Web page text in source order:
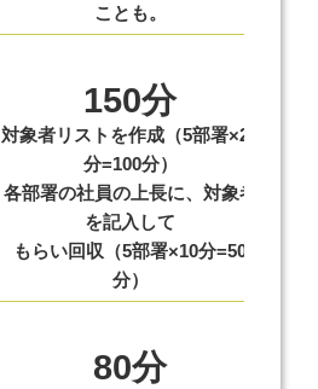
ことも。
150分
対象者リストを作成（5部署×20
分=100分）
各部署の社員の上長に、対象者
を記入して
もらい回収（5部署×10分=50
分）
80分